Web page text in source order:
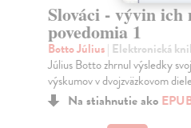
národného
svojich historických
diele Slováci — vývin ich...
aMOBI